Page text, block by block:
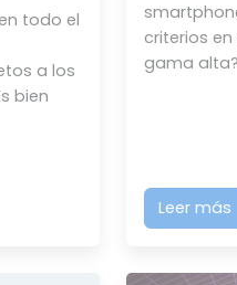
todo el
a los
bien
criterios
gama
Leer más